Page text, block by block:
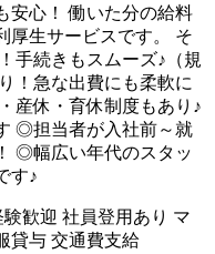
安心！ 働いた分の給料
厚生サービスです。 そ
手続きもスムーズ♪（規
！急な出費にも柔軟に
産休・育休制度もあり♪
◎担当者が入社前～就
◎幅広い年代のスタッ
す♪
験歓迎 社員登用あり マ
貸与 交通費支給